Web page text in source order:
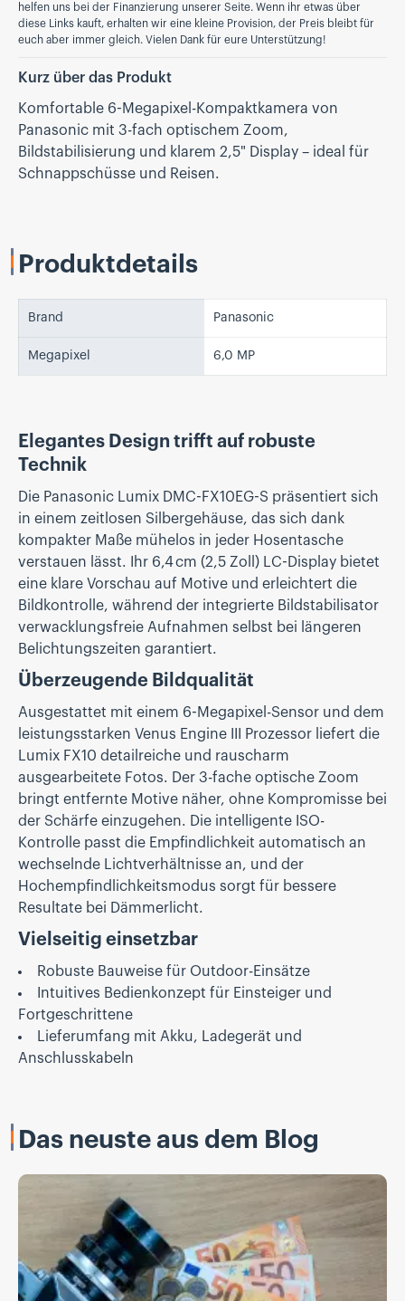
helfen uns bei der Finanzierung unserer Seite. Wenn ihr etwas über
diese Links kauft, erhalten wir eine kleine Provision, der Preis bleibt für
euch aber immer gleich. Vielen Dank für eure Unterstützung!
Kurz über das Produkt
Komfortable 6-Megapixel-Kom­pakt­kamera von
Panasonic mit 3-fach optischem Zoom,
Bildstabilisierung und klarem 2,5" Display – ideal für
Schnappschüsse und Reisen.
Produktdetails
Brand Panasonic
Megapixel 6,0 MP
Elegantes Design trifft auf robuste
Technik
Die Panasonic Lumix DMC-FX10EG-S präsentiert sich
in einem zeitlosen Silbergehäuse, das sich dank
kompakter Maße mühelos in jeder Hosentasche
verstauen lässt. Ihr 6,4 cm (2,5 Zoll) LC-Display bietet
eine klare Vorschau auf Motive und erleichtert die
Bildkontrolle, während der integrierte Bildstabilisator
verwacklungsfreie Aufnahmen selbst bei längeren
Belichtungszeiten garantiert.
Überzeugende Bildqualität
Ausgestattet mit einem 6-Megapixel-Sensor und dem
leistungsstarken Venus Engine III Prozessor liefert die
Lumix FX10 detailreiche und rauscharm
ausgearbeitete Fotos. Der 3-fache optische Zoom
bringt entfernte Motive näher, ohne Kompromisse bei
der Schärfe einzugehen. Die intelligente ISO-
Kontrolle passt die Empfindlichkeit automatisch an
wechselnde Lichtverhältnisse an, und der
Hochempfindlichkeitsmodus sorgt für bessere
Resultate bei Dämmerlicht.
Vielseitig einsetzbar
Robuste Bauweise für Outdoor-Einsätze
Intuitives Bedienkonzept für Einsteiger und
Fortgeschrittene
Lieferumfang mit Akku, Ladegerät und
Anschlusskabeln
Das neuste aus dem Blog